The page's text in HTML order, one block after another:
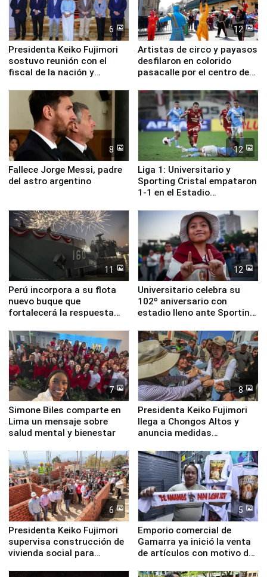
6
Presidenta Keiko Fujimori
sostuvo reunión con el
fiscal de la nación y
12
Artistas de circo y payasos
desfilaron en colorido
pasacalle por el centro de
8
Fallece Jorge Messi, padre
del astro argentino
12
Liga 1: Universitario y
Sporting Cristal empataron
1-1 en el Estadio
11
Perú incorpora a su flota
nuevo buque que
fortalecerá la respuesta
12
Universitario celebra su
102º aniversario con
estadio lleno ante Sporting
7
Simone Biles comparte en
Lima un mensaje sobre
salud mental y bienestar
8
Presidenta Keiko Fujimori
llega a Chongos Altos y
anuncia medidas
educación, salud y empleo
6
Presidenta Keiko Fujimori
supervisa construcción de
vivienda social para
5
Emporio comercial de
Gamarra ya inició la venta
de artículos con motivo de